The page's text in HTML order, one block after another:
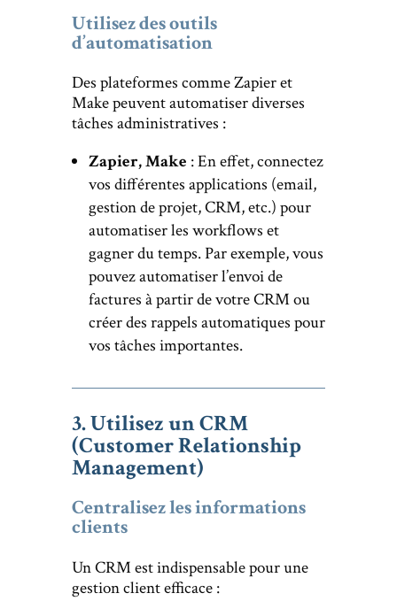
Utilisez des outils
d’automatisation
Des plateformes comme Zapier et
Make peuvent automatiser diverses
tâches administratives :
Zapier, Make : En effet, connectez
vos différentes applications (email,
gestion de projet, CRM, etc.) pour
automatiser les workflows et
gagner du temps. Par exemple, vous
pouvez automatiser l’envoi de
factures à partir de votre CRM ou
créer des rappels automatiques pour
vos tâches importantes.
3. Utilisez un CRM
(Customer Relationship
Management)
Centralisez les informations
clients
Un CRM est indispensable pour une
gestion client efficace :